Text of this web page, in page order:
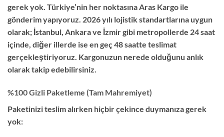
gerek yok. Türkiye’nin her noktasına Aras Kargo ile
gönderim yapıyoruz. 2026 yılı lojistik standartlarına uygun
olarak; İstanbul, Ankara ve İzmir gibi metropollerde 24 saat
içinde, diğer illerde ise en geç 48 saatte teslimat
gerçekleştiriyoruz. Kargonuzun nerede olduğunu anlık
olarak takip edebilirsiniz.
%100 Gizli Paketleme (Tam Mahremiyet)
Paketinizi teslim alırken hiçbir çekince duymanıza gerek
yok: